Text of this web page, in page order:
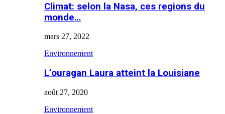
Climat: selon la Nasa, ces regions du
monde…
mars 27, 2022
Environnement
L’ouragan Laura atteint la Louisiane
août 27, 2020
Environnement